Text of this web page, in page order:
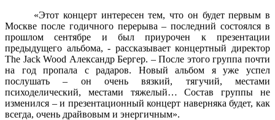
«Этот концерт интересен тем, что он будет первым в
Москве после годичного перерыва – последний состоялся в
прошлом сентябре и был приурочен к презентации
предыдущего альбома, - рассказывает концертный директор
The Jack Wood Александр Бергер. – После этого группа почти
на год пропала с радаров. Новый альбом я уже успел
послушать – он очень вязкий, тягучий, местами
психоделический, местами тяжелый… Состав группы не
изменился – и презентационный концерт наверняка будет, как
всегда, очень драйвовым и энергичным».